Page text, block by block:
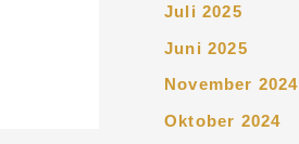
Juli 2025
Juni 2025
November 2024
Oktober 2024